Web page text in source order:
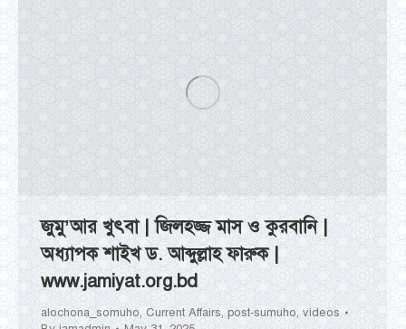
জুমু’আর খুৎবা | জিলহজ্জ মাস ও কুরবানি |
অধ্যাপক শাইখ ড. আব্দুল্লাহ ফারুক |
www.jamiyat.org.bd
alochona_somuho, Current Affairs, post-sumuho, videos